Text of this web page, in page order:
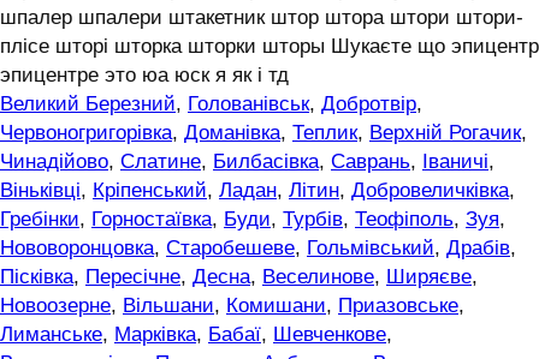
шпалер шпалери штакетник штор штора штори штори-
плісе шторі шторка шторки шторы Шукаєте що эпицентр
эпицентре это юа юск я як і тд
Великий Березний, Голованівськ, Добротвір,
Червоногригорівка, Доманівка, Теплик, Верхній Рогачик,
Чинадійово, Слатине, Билбасівка, Саврань, Іваничі,
Віньківці, Кріпенський, Ладан, Літин, Добровеличківка,
Гребінки, Горностаївка, Буди, Турбів, Теофіполь, Зуя,
Нововоронцовка, Старобешеве, Гольмівський, Драбів,
Пісківка, Пересічне, Десна, Веселинове, Ширяєве,
Новоозерне, Вільшани, Комишани, Приазовське,
Лиманське, Марківка, Бабаї, Шевченкове,